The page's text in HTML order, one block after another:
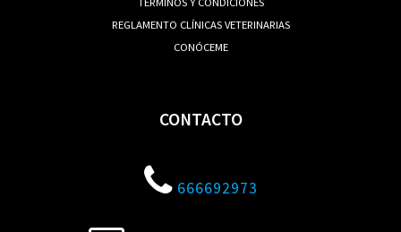
REGLAMENTO CLÍNICAS VETERINARIAS
CONÓCEME
CONTACTO
666692973